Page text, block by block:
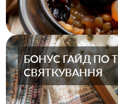
БОНУС ГАЙД ПО
СВЯТКУВАННЯ